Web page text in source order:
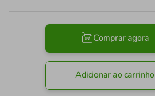
Comprar agora
Adicionar ao carrinho